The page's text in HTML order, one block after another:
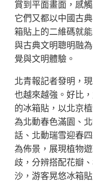
賞到平面畫面，感
它們又都以中國古
箱貼上的二維碼就
與古典文明聰明融
覺與文明體驗。
北青報記者發明，
也越來越強。好比
的冰箱貼，以北京
為北動春色滿園、
話、北動瑞雪迎春
為佈景，展現植物
歧，分辨搭配花瓣
沙，游客晃悠冰箱